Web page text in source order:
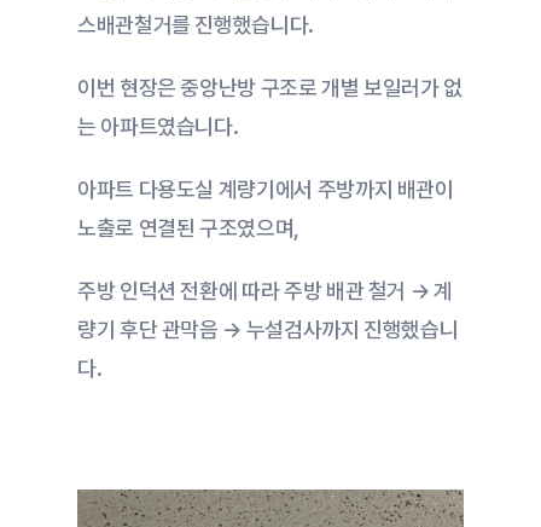
스배관철거를 진행했습니다.
이번 현장은 중앙난방 구조로 개별 보일러가 없
는 아파트였습니다.
아파트 다용도실 계량기에서 주방까지 배관이
노출로 연결된 구조였으며,
주방 인덕션 전환에 따라 주방 배관 철거 → 계
량기 후단 관막음 → 누설검사까지 진행했습니
다.